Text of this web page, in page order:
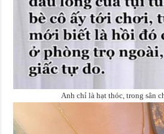
Anh chỉ là hạt thóc, trong sân